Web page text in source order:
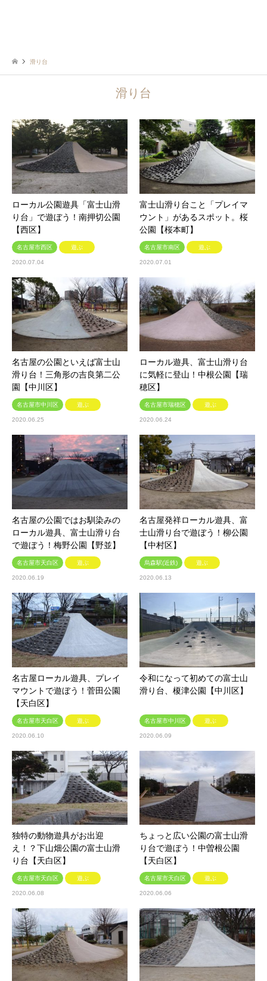
滑り台
滑り台
ローカル公園遊具「富士山滑
り台」で遊ぼう！南押切公園
【西区】
名古屋市西区 遊ぶ
2020.07.04
富士山滑り台こと「プレイマ
ウント」があるスポット。桜
公園【桜本町】
名古屋市南区 遊ぶ
2020.07.01
名古屋の公園といえば富士山
滑り台！三角形の吉良第二公
園【中川区】
名古屋市中川区 遊ぶ
2020.06.25
ローカル遊具、富士山滑り台
に気軽に登山！中根公園【瑞
穂区】
名古屋市瑞穂区 遊ぶ
2020.06.24
名古屋の公園ではお馴染みの
ローカル遊具、富士山滑り台
で遊ぼう！梅野公園【野並】
名古屋市天白区 遊ぶ
2020.06.19
名古屋発祥ローカル遊具、富
士山滑り台で遊ぼう！柳公園
【中村区】
烏森駅(近鉄) 遊ぶ
2020.06.13
名古屋ローカル遊具、プレイ
マウントで遊ぼう！菅田公園
【天白区】
名古屋市天白区 遊ぶ
2020.06.10
令和になって初めての富士山
滑り台、榎津公園【中川区】
名古屋市中川区 遊ぶ
2020.06.09
独特の動物遊具がお出迎
え！？下山畑公園の富士山滑
り台【天白区】
名古屋市天白区 遊ぶ
2020.06.08
ちょっと広い公園の富士山滑
り台で遊ぼう！中曽根公園
【天白区】
名古屋市天白区 遊ぶ
2020.06.06